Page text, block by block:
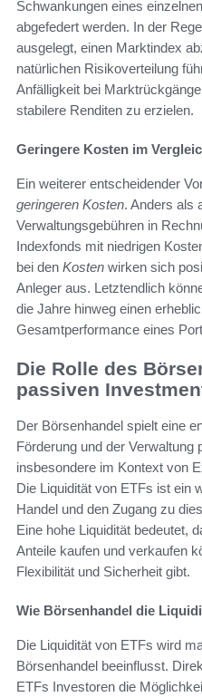
Schwankungen eines
abgefedert werden. In der
ausgelegt, einen Marktindex
natürlichen Risikoverteilung
Anfälligkeit bei
stabilere Renditen zu erzielen.
Geringere Kosten im
Ein weiterer entscheidender
geringeren Kosten. Anders als
Verwaltungsgebühren in
Indexfonds mit niedrigen
bei den Kosten wirken sich
Anleger aus. Letztendlich
die Jahre hinweg einen
Gesamtperformance eines
Die Rolle des
passiven
Der Börsenhandel spielt eine
Förderung und der Verwaltung
insbesondere im Kontext von
Die Liquidität von ETFs ist ein
Handel und den Zugang zu
Eine hohe Liquidität bedeutet,
Anteile kaufen und verkaufen
Flexibilität und Sicherheit gibt.
Wie Börsenhandel die
Die Liquidität von ETFs wird
Börsenhandel beeinflusst.
ETFs Investoren die